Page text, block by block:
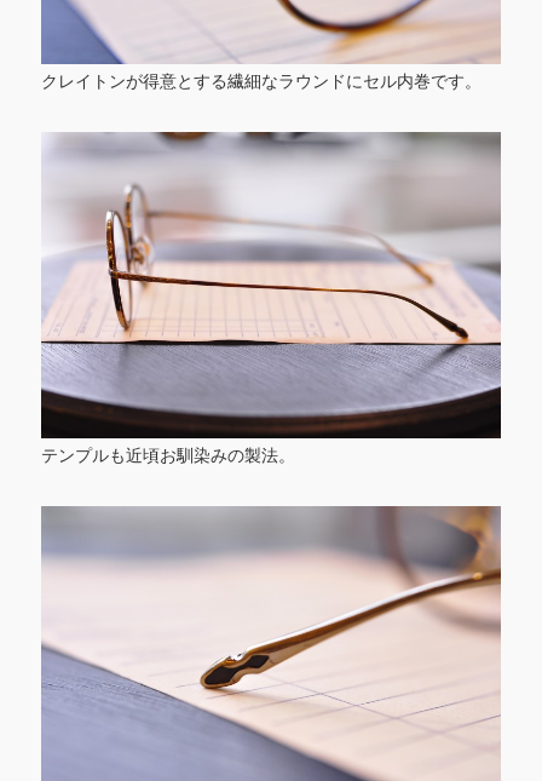
クレイトンが得意とする繊細なラウンドにセル内巻です。
テンプルも近頃お馴染みの製法。